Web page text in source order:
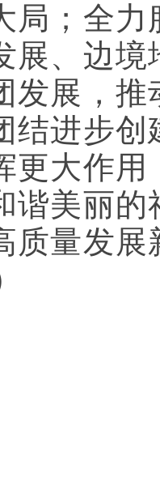
局；全
展、边
发展，
结进步
更大作
谐美丽
质量发